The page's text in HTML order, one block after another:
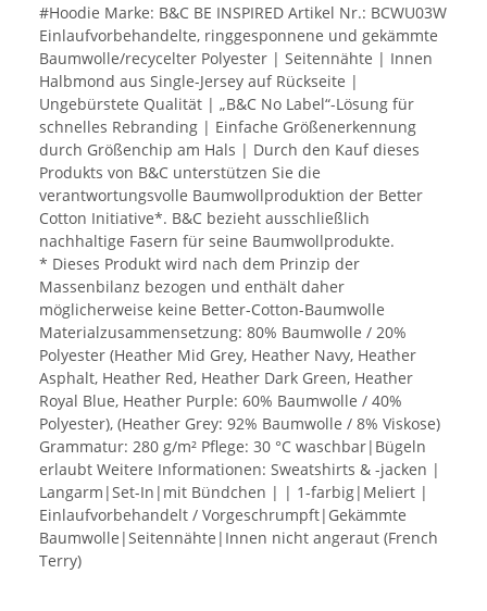
#Hoodie Marke: B&C BE INSPIRED Artikel Nr.: BCWU03W
Einlaufvorbehandelte, ringgesponnene und gekämmte
Baumwolle/recycelter Polyester | Seitennähte | Innen
Halbmond aus Single-Jersey auf Rückseite |
Ungebürstete Qualität | „B&C No Label“-Lösung für
schnelles Rebranding | Einfache Größenerkennung
durch Größenchip am Hals | Durch den Kauf dieses
Produkts von B&C unterstützen Sie die
verantwortungsvolle Baumwollproduktion der Better
Cotton Initiative*. B&C bezieht ausschließlich
nachhaltige Fasern für seine Baumwollprodukte.
* Dieses Produkt wird nach dem Prinzip der
Massenbilanz bezogen und enthält daher
möglicherweise keine Better-Cotton-Baumwolle
Materialzusammensetzung: 80% Baumwolle / 20%
Polyester (Heather Mid Grey, Heather Navy, Heather
Asphalt, Heather Red, Heather Dark Green, Heather
Royal Blue, Heather Purple: 60% Baumwolle / 40%
Polyester), (Heather Grey: 92% Baumwolle / 8% Viskose)
Grammatur: 280 g/m² Pflege: 30 °C waschbar|Bügeln
erlaubt Weitere Informationen: Sweatshirts & -jacken |
Langarm|Set-In|mit Bündchen | | 1-farbig|Meliert |
Einlaufvorbehandelt / Vorgeschrumpft|Gekämmte
Baumwolle|Seitennähte|Innen nicht angeraut (French
Terry)